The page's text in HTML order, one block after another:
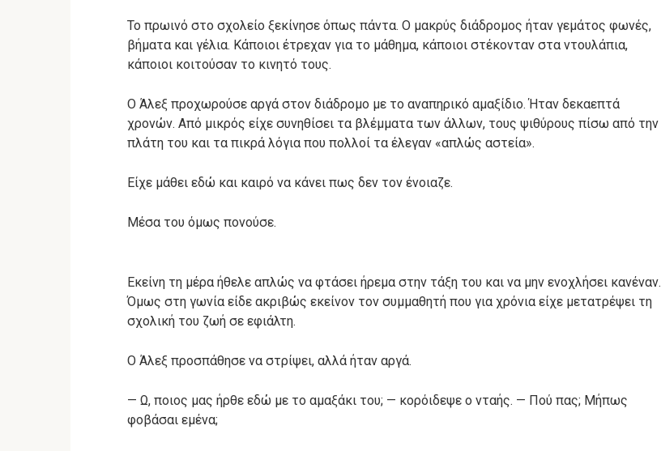
Το πρωινό στο σχολείο ξεκίνησε όπως πάντα. Ο μακρύς διάδρομος ήταν γεμάτος φωνές,
βήματα και γέλια. Κάποιοι έτρεχαν για το μάθημα, κάποιοι στέκονταν στα ντουλάπια,
κάποιοι κοιτούσαν το κινητό τους.
Ο Άλεξ προχωρούσε αργά στον διάδρομο με το αναπηρικό αμαξίδιο. Ήταν δεκαεπτά
χρονών. Από μικρός είχε συνηθίσει τα βλέμματα των άλλων, τους ψιθύρους πίσω από την
πλάτη του και τα πικρά λόγια που πολλοί τα έλεγαν «απλώς αστεία».
Είχε μάθει εδώ και καιρό να κάνει πως δεν τον ένοιαζε.
Μέσα του όμως πονούσε.
Εκείνη τη μέρα ήθελε απλώς να φτάσει ήρεμα στην τάξη του και να μην ενοχλήσει κανέναν.
Όμως στη γωνία είδε ακριβώς εκείνον τον συμμαθητή που για χρόνια είχε μετατρέψει τη
σχολική του ζωή σε εφιάλτη.
Ο Άλεξ προσπάθησε να στρίψει, αλλά ήταν αργά.
— Ω, ποιος μας ήρθε εδώ με το αμαξάκι του; — κορόιδεψε ο νταής. — Πού πας; Μήπως
φοβάσαι εμένα;